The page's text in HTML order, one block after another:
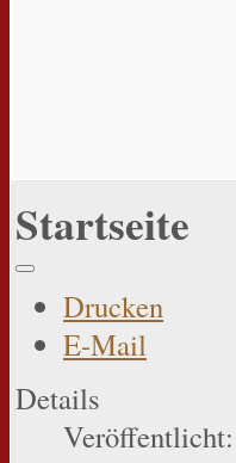
Startseite
Drucken
E-Mail
Details